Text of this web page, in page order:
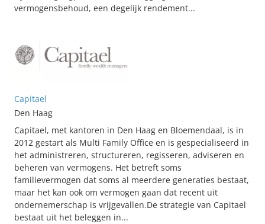
vermogensbehoud, een degelijk rendement...
Capitael
Den Haag
Capitael, met kantoren in Den Haag en Bloemendaal, is in
2012 gestart als Multi Family Office en is gespecialiseerd in
het administreren, structureren, regisseren, adviseren en
beheren van vermogens. Het betreft soms
familievermogen dat soms al meerdere generaties bestaat,
maar het kan ook om vermogen gaan dat recent uit
ondernemerschap is vrijgevallen.De strategie van Capitael
bestaat uit het beleggen in...